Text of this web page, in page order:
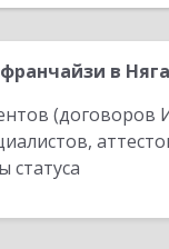
в
статуса